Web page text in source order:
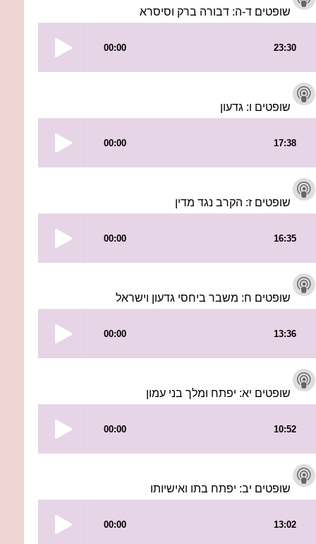
שופטים ד-ה: דבורה ברק וסיסרא
שופטים ו: גדעון
שופטים ז: הקרב נגד מדין
שופטים ח: משבר ביחסי גדעון וישראל
שופטים יא: יפתח ומלך בני עמון
שופטים יב: יפתח בתו ואישיותו